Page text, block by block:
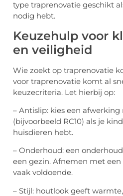
type traprenovatie geschikt
nodig hebt.
Keuzehulp voor
en veiligheid
Wie zoekt op traprenovatie
voor traprenovatie komt al
keuzecriteria. Let hierbij op:
– Antislip: kies een
(bijvoorbeeld RC10) als je
huisdieren hebt.
– Onderhoud: een
een gezin. Afnemen met
vaak voldoende.
– Stijl: houtlook geeft